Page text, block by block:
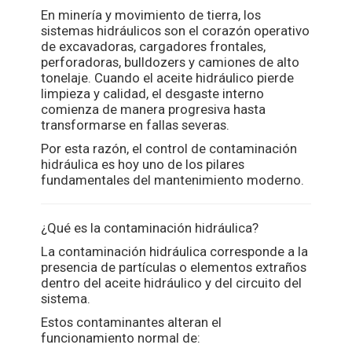
En minería y movimiento de tierra, los
sistemas hidráulicos son el corazón operativo
de excavadoras, cargadores frontales,
perforadoras, bulldozers y camiones de alto
tonelaje. Cuando el aceite hidráulico pierde
limpieza y calidad, el desgaste interno
comienza de manera progresiva hasta
transformarse en fallas severas.
Por esta razón, el control de contaminación
hidráulica es hoy uno de los pilares
fundamentales del mantenimiento moderno.
¿Qué es la contaminación hidráulica?
La contaminación hidráulica corresponde a la
presencia de partículas o elementos extraños
dentro del aceite hidráulico y del circuito del
sistema.
Estos contaminantes alteran el
funcionamiento normal de: